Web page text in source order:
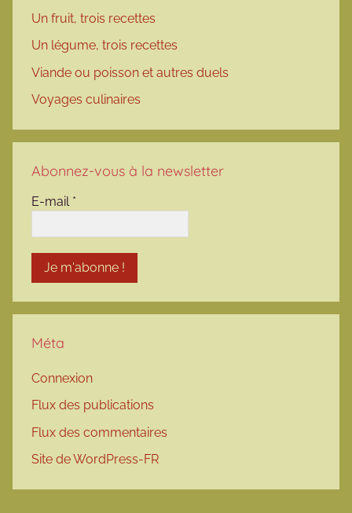
Un fruit, trois recettes
Un légume, trois recettes
Viande ou poisson et autres duels
Voyages culinaires
Abonnez-vous à la newsletter
E-mail *
Méta
Connexion
Flux des publications
Flux des commentaires
Site de WordPress-FR